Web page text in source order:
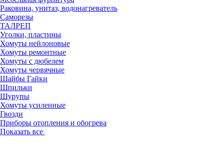
Раковина, унитаз, водонагреватель
Саморезы
ТАЛРЕП
Уголки, пластины
Хомуты нейлоновые
Хомуты ремонтные
Хомуты с дюбелем
Хомуты червячные
Шайбы Гайки
Шпильки
Шурупы
Хомуты усиленные
Гвозди
Приборы отопления и обогрева
Показать все